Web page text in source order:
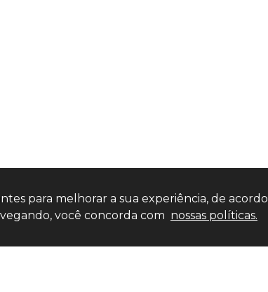
para melhorar a sua experiência, de acordo
você concorda com nossas políticas.